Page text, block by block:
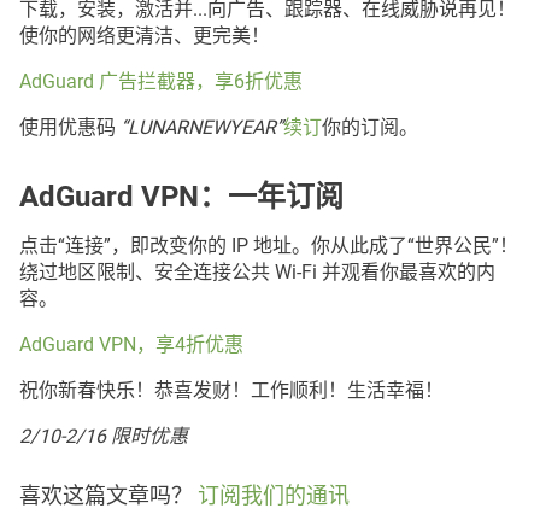
下载，安装，激活并...向广告、跟踪器、在线威胁说再见！
使你的网络更清洁、更完美！
AdGuard 广告拦截器，享6折优惠
使用优惠码 “LUNARNEWYEAR”续订你的订阅。
AdGuard VPN：一年订阅
点击“连接”，即改变你的 IP 地址。你从此成了“世界公民”！
绕过地区限制、安全连接公共 Wi-Fi 并观看你最喜欢的内
容。
AdGuard VPN，享4折优惠
祝你新春快乐！恭喜发财！工作顺利！生活幸福！
2/10-2/16 限时优惠
喜欢这篇文章吗？ 订阅我们的通讯